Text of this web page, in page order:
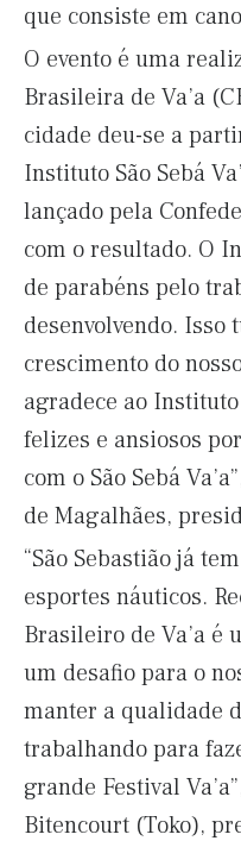
que consiste em
O evento é uma
Brasileira de Va’a
cidade deu-se a
Instituto São Sebá
lançado pela
com o resultado. O
de parabéns pelo
desenvolvendo. Isso
crescimento do
agradece ao
felizes e ansiosos
com o São Sebá
de Magalhães,
“São Sebastião já
esportes náuticos.
Brasileiro de Va’a é
um desafio para o
manter a qualidade
trabalhando para
grande Festival
Bitencourt (Toko),